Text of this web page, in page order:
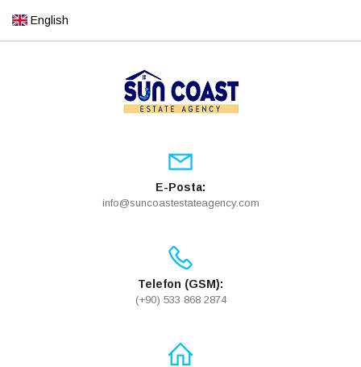
English
E-Posta:
info@suncoastestateagency.com
Telefon (GSM):
(+90) 533 868 2874